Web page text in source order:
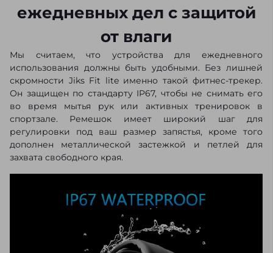
ежедневных дел с защитой
от влаги
Мы считаем, что устройства для ежедневного
использования должны быть удобными. Без лишней
скромности Jiks Fit lite именно такой фитнес-трекер.
Он защищен по стандарту IP67, чтобы не снимать его
во время мытья рук или активных тренировок в
спортзале. Ремешок имеет широкий шаг для
регулировки под ваш размер запястья, кроме того
дополнен металлической застежкой и петлей для
захвата свободного края.